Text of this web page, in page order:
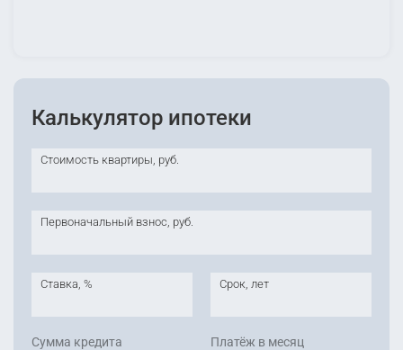
Калькулятор ипотеки
Стоимость квартиры, руб.
Первоначальный взнос, руб.
Ставка, % Срок, лет
Сумма кредита Платёж в месяц